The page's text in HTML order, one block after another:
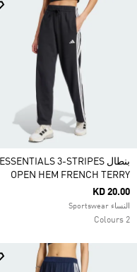
بنطال ESSENTIALS 3-STRIPES
OPEN HEM FRENCH TERRY
KD 20.00
النساء Sportswear
2 Colours